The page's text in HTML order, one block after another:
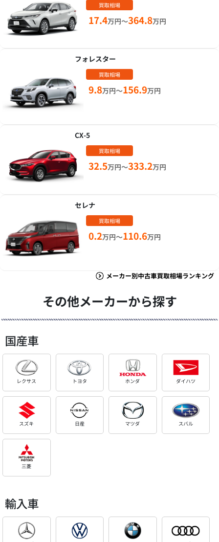
買取相場
17.4万円～364.8万円
フォレスター
買取相場
9.8万円～156.9万円
CX-5
買取相場
32.5万円～333.2万円
セレナ
買取相場
0.2万円～110.6万円
メーカー別中古車買取相場ランキング
その他メーカーから探す
国産車
レクサス トヨタ ホンダ ダイハツ
スズキ 日産 マツダ スバル
三菱
輸入車